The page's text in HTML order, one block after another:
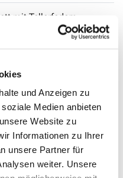
und Anzeigen zu
Medien anbieten
Website zu
Informationen zu Ihrer
unsere Partner für
weiter. Unsere
mit Tellerfedern
x 120 cm Heckbett
Zubehörtoilette